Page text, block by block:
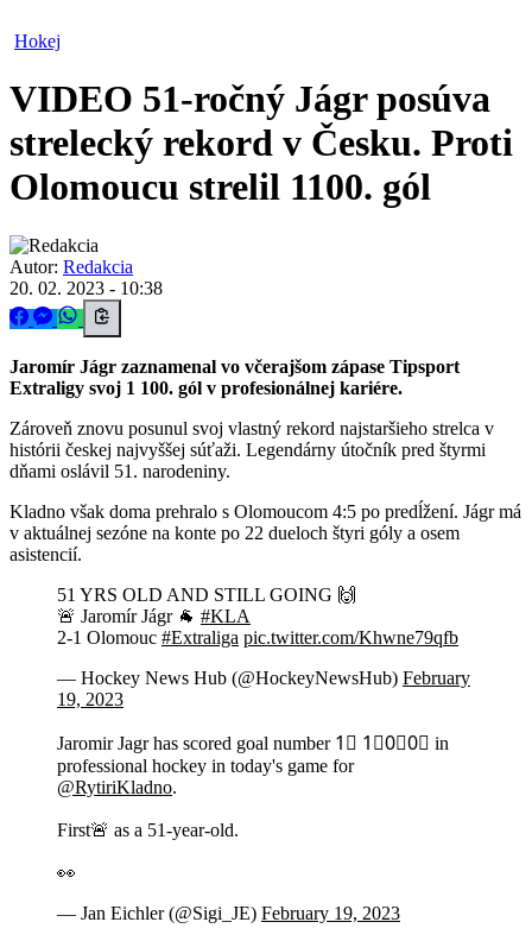
Hokej
VIDEO 51-ročný Jágr posúva
strelecký rekord v Česku. Proti
Olomoucu strelil 1100. gól
Autor: Redakcia
20. 02. 2023 - 10:38
Jaromír Jágr zaznamenal vo včerajšom zápase Tipsport
Extraligy svoj 1 100. gól v profesionálnej kariére.
Zároveň znovu posunul svoj vlastný rekord najstaršieho strelca v
histórii českej najvyššej súťaži. Legendárny útočník pred štyrmi
dňami oslávil 51. narodeniny.
Kladno však doma prehralo s Olomoucom 4:5 po predĺžení. Jágr má
v aktuálnej sezóne na konte po 22 dueloch štyri góly a osem
asistencií.
51 YRS OLD AND STILL GOING 🙌
🚨 Jaromír Jágr 🐐 #KLA
2-1 Olomouc #Extraliga pic.twitter.com/Khwne79qfb
— Hockey News Hub (@HockeyNewsHub) February
19, 2023
Jaromir Jagr has scored goal number 1⃣ 1⃣0⃣0⃣ in
professional hockey in today's game for
@RytiriKladno.
First🚨 as a 51-year-old.
👀
— Jan Eichler (@Sigi_JE) February 19, 2023